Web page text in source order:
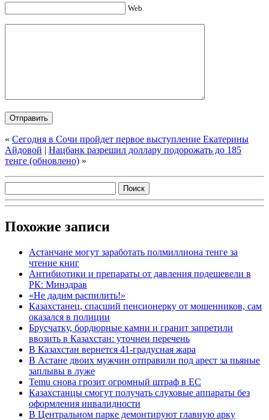
Web
« Сегодня в Сочи пройдет первое выступление Екатерины
Айдовой | Нацбанк разрешил доллару подорожать до 185
тенге (обновлено) »
Похожие записи
Астанчане могут заработать полмиллиона тенге за
чтение книг
Антибиотики и препараты от давления подешевели в
РК: Минздрав
«Не дадим распилить!»
Казахстанец, спасший пенсионерку от мошенников, сам
оказался в полиции
Брусчатку, бордюрные камни и гранит запретили
ввозить в Казахстан: уточнен перечень
В Казахстан вернется 41-градусная жара
В Астане двоих мужчин отправили под арест за пьяные
заплывы в луже
Temu снова грозит огромный штраф в ЕС
Казахстанцы смогут получать слуховые аппараты без
оформления инвалидности
В Центральном парке демонтируют главную арку